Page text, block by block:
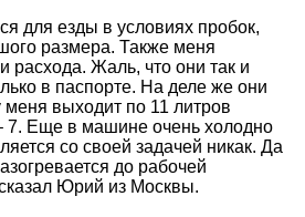
для езды в условиях пробок,
размера. Также меня
расхода. Жаль, что они так и
в паспорте. На деле же они
выходит по 11 литров
7. Еще в машине очень холодно
со своей задачей никак. Да
до рабочей
Юрий из Москвы.